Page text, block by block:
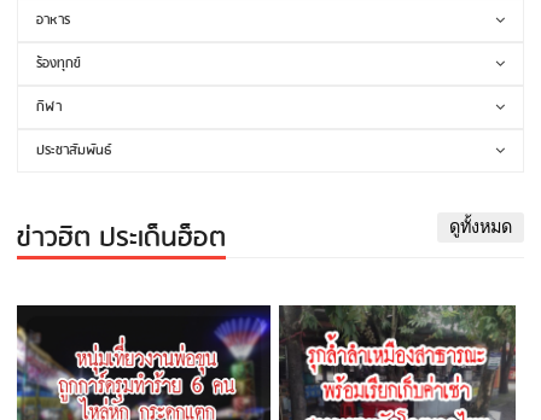
อาหาร
ร้องทุกข์
กีฬา
ประชาสัมพันธ์
ข่าวฮิต ประเด็นฮ็อต ดูทั้งหมด